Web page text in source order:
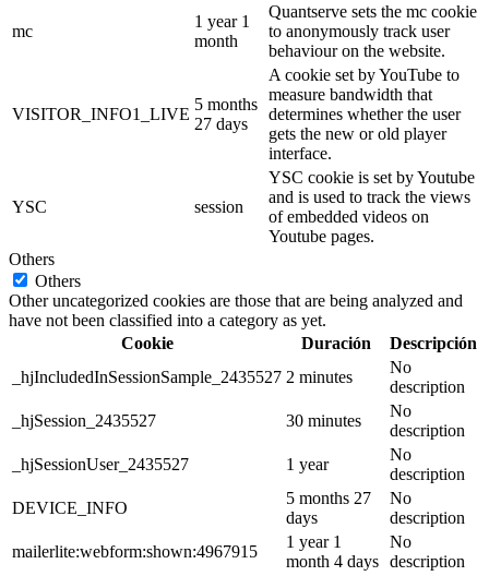
mc
1 year 1
month
Quantserve sets the mc cookie
to anonymously track user
behaviour on the website.
VISITOR_INFO1_LIVE
5 months
27 days
A cookie set by YouTube to
measure bandwidth that
determines whether the user
gets the new or old player
interface.
YSC session
YSC cookie is set by Youtube
and is used to track the views
of embedded videos on
Youtube pages.
Others
Others
Other uncategorized cookies are those that are being analyzed and
have not been classified into a category as yet.
Cookie
Duración
Descripción
_hjIncludedInSessionSample_2435527 2 minutes
No
description
_hjSession_2435527
30 minutes
No
description
_hjSessionUser_2435527
1 year
No
description
DEVICE_INFO
5 months 27
days
No
description
mailerlite:webform:shown:4967915
1 year 1
month 4 days
No
description